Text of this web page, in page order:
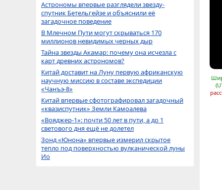
Астрономы впервые разглядели звезду-
спутник Бетельгейзе и объяснили её
загадочное поведение
В Млечном Пути могут скрываться 170
миллионов невидимых черных дыр
Тайна звезды Акамар: почему она исчезла с
карт древних астрономов?
Китай доставит на Луну первую африканскую
научную миссию в составе экспедиции
«Чанъэ-8»
Китай впервые сфотографировал загадочный
«квазиспутник» Земли Камоалева
«Вояджер-1»: почти 50 лет в пути, а до 1
светового дня ещё не долетел
Зонд «Юнона» впервые измерил скрытое
тепло под поверхностью вулканической луны
Ио